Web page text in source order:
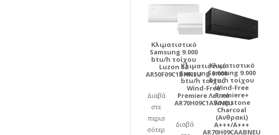
Κλιματιστικό
Samsung 9.000
btu/h τοίχου
Luzon S2
AR50F09C1BHNEU
Διαβά
στε
περισ
σότερ
Κλιματιστικό
Samsung 9.000
btu/h τοίχου
Wind-Free
Premiere Λευκό
AR70H09C1AWNEU
Διαβά
Κλιματιστικό
Samsung 9.000
btu/h τοίχου
Wind-Free
Premiere+
Soapstone
Charcoal
(Ανθρακί)
A+++/A+++
AR70H09CAABNEU